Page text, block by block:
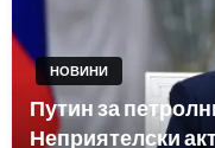
НОВИНИ
Путин за
Неприятелски